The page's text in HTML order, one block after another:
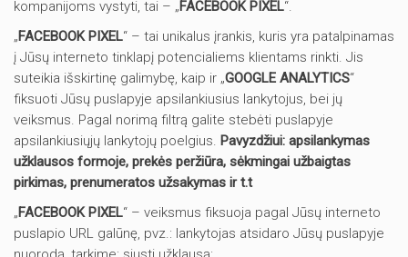
kompanijoms vystyti, tai – „FACEBOOK PIXEL“.
„FACEBOOK PIXEL“ – tai unikalus įrankis, kuris yra patalpinamas
į Jūsų interneto tinklapį potencialiems klientams rinkti. Jis
suteikia išskirtinę galimybę, kaip ir „GOOGLE ANALYTICS“
fiksuoti Jūsų puslapyje apsilankiusius lankytojus, bei jų
veiksmus. Pagal norimą filtrą galite stebėti puslapyje
apsilankiusiųjų lankytojų poelgius. Pavyzdžiui: apsilankymas
užklausos formoje, prekės peržiūra, sėkmingai užbaigtas
pirkimas, prenumeratos užsakymas ir t.t
„FACEBOOK PIXEL“ – veiksmus fiksuoja pagal Jūsų interneto
puslapio URL galūnę, pvz.: lankytojas atsidaro Jūsų puslapyje